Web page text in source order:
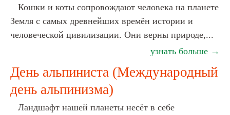
Кошки и коты сопровождают человека на планете
Земля с самых древнейших времён истории и
человеческой цивилизации. Они верны природе,...
узнать больше →
День альпиниста (Международный
день альпинизма)
Ландшафт нашей планеты несёт в себе